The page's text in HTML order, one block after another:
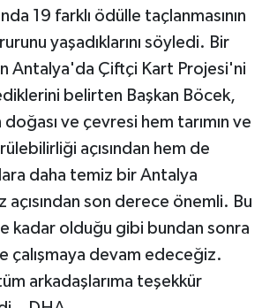
19 farklı ödülle taçlanmasının
yaşadıklarını söyledi. Bir
Antalya'da Çiftçi Kart Projesi'ni
belirten Başkan Böcek,
doğası ve çevresi hem tarımın ve
açısından hem de
daha temiz bir Antalya
açısından son derece önemli. Bu
kadar olduğu gibi bundan sonra
çalışmaya devam edeceğiz.
arkadaşlarıma teşekkür